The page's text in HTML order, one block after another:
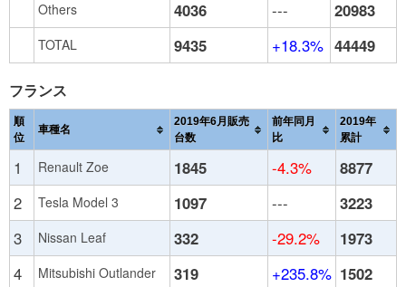
Others 4036 --- 20983
TOTAL 9435 +18.3% 44449
フランス
順
位
車種名
2019年6月販売
台数
前年同月
比
2019年
累計
1 Renault Zoe 1845 -4.3%
8877
2
Tesla Model 3 1097 ---
3223
3
Nissan Leaf 332 -29.2%
1973
4
Mitsubishi Outlander
319 +235.8% 1502